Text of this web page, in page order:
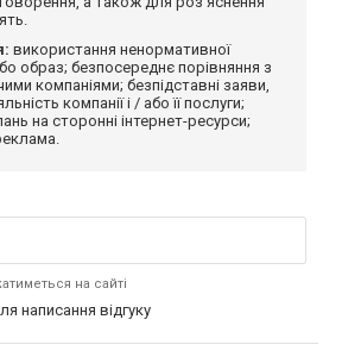
використання ненормативної
образ; безпосереднє порівняння з
компаніями; безпідставні заяви,
компанії і / або її послуги;
на сторонні інтернет-ресурси;
на сайті
написання відгуку